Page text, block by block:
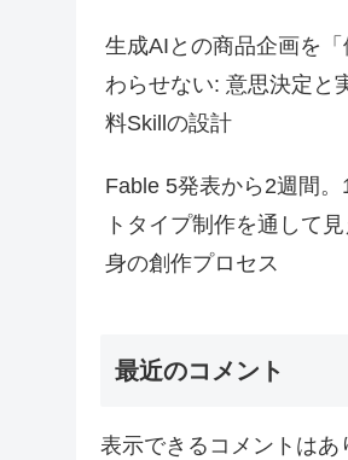
生成AIとの商品企画を
わらせない: 意思決定と
料Skillの設計
Fable 5発表から2週間。
トタイプ制作を通して
身の創作プロセス
最近のコメント
表示できるコメントはあ